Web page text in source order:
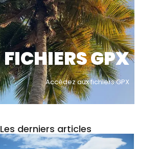
FICHIERS GPX
Accèdez aux fichiers GPX
Les derniers articles